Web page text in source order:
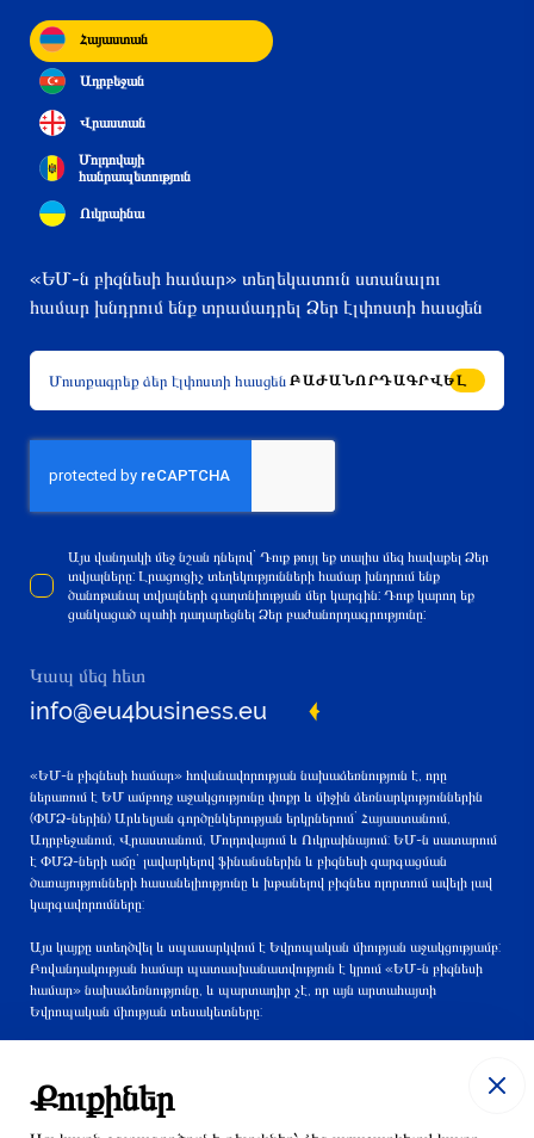
Հայաստան
Ադրբեջան
Վրաստան
Մոլդովայի
հանրապետություն
Ուկրաինա
«ԵՄ-ն բիզնեսի համար» տեղեկատուն ստանալու
համար խնդրում ենք տրամադրել Ձեր էլփոստի հասցեն
ԲԱԺԱՆՈՐԴԱԳՐՎԵԼ
Այս վանդակի մեջ նշան դնելով` Դուք թույլ եք տալիս մեզ հավաքել Ձեր
տվյալները: Լրացուցիչ տեղեկությունների համար խնդրում ենք
ծանոթանալ տվյալների գաղտնիության մեր կարգին: Դուք կարող եք
ցանկացած պահի դադարեցնել Ձեր բաժանորդագրությունը:
Կապ մեզ հետ
info@eu4business.eu
«ԵՄ-ն բիզնեսի համար» հովանավորության նախաձեռնություն է, որը
ներառում է ԵՄ ամբողջ աջակցությունը փոքր և միջին ձեռնարկություններին
(ՓՄՁ-ներին) Արևելյան գործընկերության երկրներում` Հայաստանում,
Ադրբեջանում, Վրաստանում, Մոլդովայում և Ուկրաինայում: ԵՄ-ն սատարում
է ՓՄՁ-ների աճը` լավարկելով ֆինանսներին և բիզնեսի զարգացման
ծառայությունների հասանելիությունը և խթանելով բիզնես ոլորտում ավելի լավ
կարգավորումները:
Այս կայքը ստեղծվել և սպասարկվում է Եվրոպական միության աջակցությամբ:
Բովանդակության համար պատասխանատվություն է կրում «ԵՄ-ն բիզնեսի
համար» նախաձեռնությունը, և պարտադիր չէ, որ այն արտահայտի
Եվրոպական միության տեսակետները:
Քուքիներ